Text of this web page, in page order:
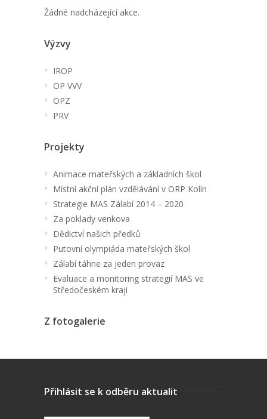
Žádné nadcházející akce.
Výzvy
IROP
OP VVV
OPZ
PRV
Projekty
Animace mateřských a základních škol
Místní akční plán vzdělávání v ORP Kolín
Strategie MAS Zálabí 2014 – 2020
Za poklady venkova
Dědictví našich předků
Putovní olympiáda mateřských škol
Zálabí táhne za jeden provaz
Evaluace a monitoring strategií MAS ve
Středočeském kraji
Z fotogalerie
Přihlásit se k odběru aktualit